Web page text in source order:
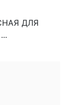
ДЛЯ